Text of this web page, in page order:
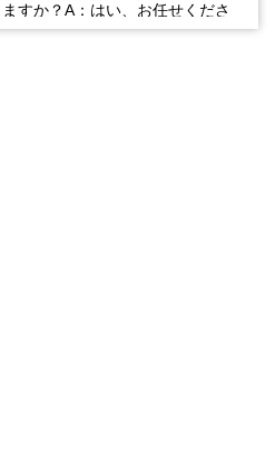
ますか？A：はい、お任せくださ
い。慢性的な肩こりの原因は姿勢